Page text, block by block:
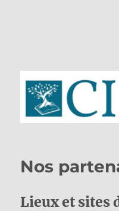
Nos
Lieux et sites